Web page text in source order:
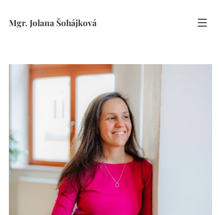
Mgr. Jolana Šohájková